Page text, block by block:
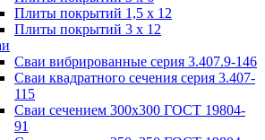
Плиты покрытий 1,5 x 12
Плиты покрытий 3 x 12
Сваи вибрированные серия 3.407.9-146
Сваи квадратного сечения серия 3.407-
115
Сваи сечением 300х300 ГОСТ 19804-
91